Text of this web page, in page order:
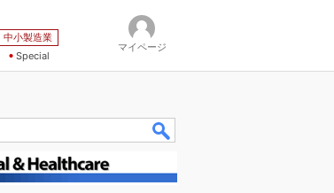
中小製造業
Special
マイページ